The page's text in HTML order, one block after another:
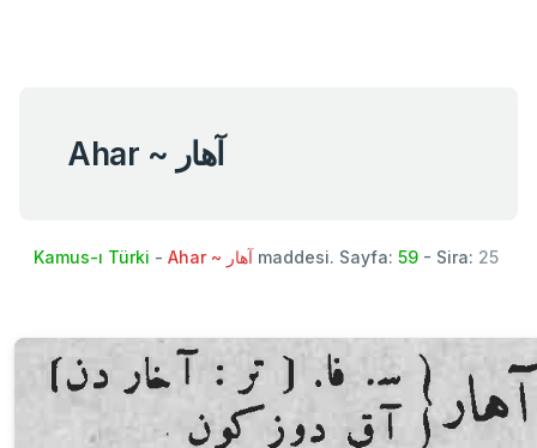
Ahar ~ آهار
Kamus-ı Türki - Ahar ~ آهار maddesi. Sayfa: 59 - Sira: 25